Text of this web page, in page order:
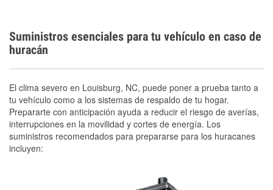
Suministros esenciales para tu vehículo en caso de
huracán
El clima severo en Louisburg, NC, puede poner a prueba tanto a
tu vehículo como a los sistemas de respaldo de tu hogar.
Prepararte con anticipación ayuda a reducir el riesgo de averías,
interrupciones en la movilidad y cortes de energía. Los
suministros recomendados para prepararse para los huracanes
incluyen: